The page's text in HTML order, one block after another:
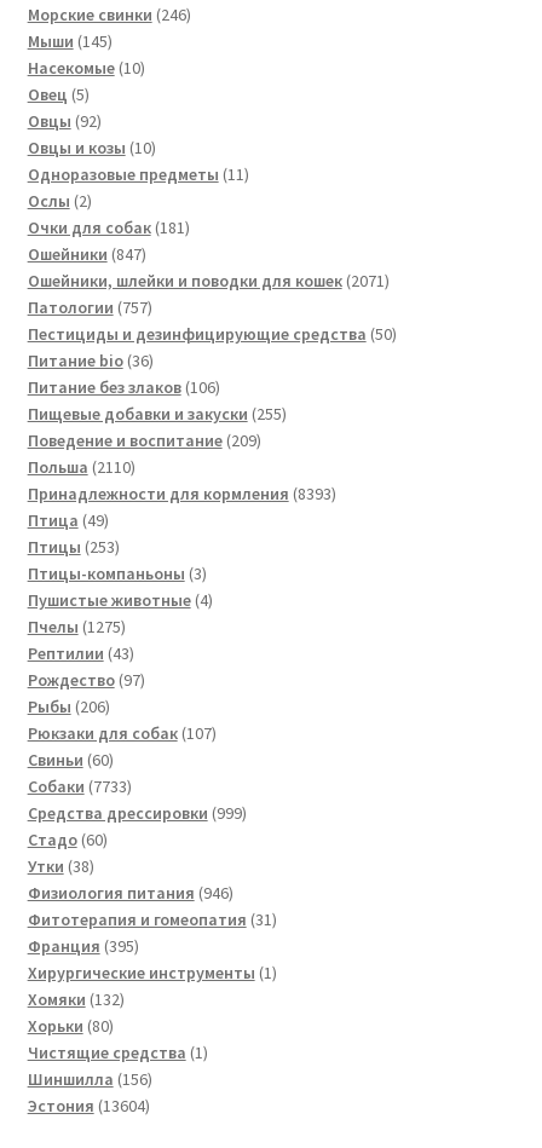
товаров
Морские свинки 246246
Мыши 145145
товаров
Насекомые 1010
Овец 55
товаров
Овцы 9292
товара
Овцы и козы 1010
товаров
Одноразовые предметы 1111
Ослы 22
товара
Очки для собак 181181
Ошейники 847847
товаров
Ошейники, шлейки и поводки для кошек 20712071
Патологии 757757
товаров
Пестициды и дезинфицирующие средства 5050
Питание bio 3636
товаров
Питание без злаков 106106
товаров
Пищевые добавки и закуски 255255
Поведение и воспитание 209209
Польша 21102110
товаров
Принадлежности для кормления 83938393
Птица 4949
товаров
Птицы 253253
товара
Птицы-компаньоны 33
товара
Пушистые животные 44
Пчелы 12751275
товаров
Рептилии 4343
товара
Рождество 9797
Рыбы 206206
товаров
Рюкзаки для собак 107107
Свиньи 6060
товаров
Собаки 77337733
товара
Средства дрессировки 999999
Стадо 6060
Утки 3838
товаров
Физиология питания 946946
товаров
Фитотерапия и гомеопатия 3131
Франция 395395
товаров
Хирургические инструменты 11
Хомяки 132132
Хорьки 8080
товаров
Чистящие средства 11
Шиншилла 156156
товаров
Эстония 1360413604